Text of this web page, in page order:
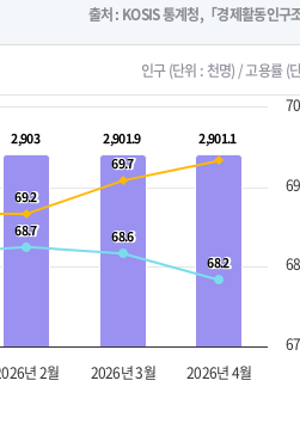
출처 : KOSIS 통계청,「경제활동인구
인구 (단위 : 천명) / 고용률 (
2,903
2,903 2,901.9
2,901.9 2,901.1
2,901.1
68.7
68.7 68.6
68.6
68.2
68.2
69.2
69.2
69.7
69.7
년 2월 2026년 3월 2026년 4월